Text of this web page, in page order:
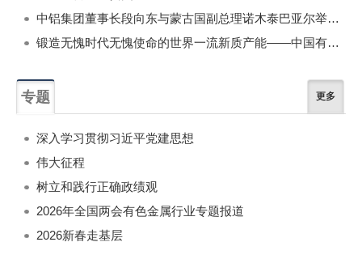
中铝集团董事长段向东与蒙古国副总理诺木泰巴亚尔举行会谈
锻造无愧时代无愧使命的世界一流新质产能——中国有色金属工业的战略应对与破局之道（二）
专题 更多
深入学习贯彻习近平党建思想
伟大征程
树立和践行正确政绩观
2026年全国两会有色金属行业专题报道
2026新春走基层